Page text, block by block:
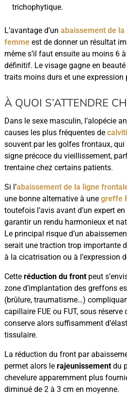
trichophytique.
L’avantage d’un abaissement de
femmeest de donner un résultat
même s’il faut ensuite au moins 6
définitif. Le visage gagne en
traits moins durs et une expression
À QUOI S’ATTENDRE
Dans le sexe masculin, l’alopécie
causes les plus fréquentes de
souvent par les golfes frontaux, qui
signe précoce du vieillissement,
trentaine chez certains patients.
Si l’abaissement de la ligne
une bonne alternative à une greffe
toutefois l’avis avant d’un expert
garantir un rendu harmonieux et
Le principal risque d’un
serait une traction trop importante
à la cicatrisation ou à l’expression
Cette réduction du frontpeut
zone d’implantation des greffons
(brûlure, traumatisme…)
capillaire FUE ou FUT, sous réserve
conserve alors suffisamment
tissulaire.
La réduction du front par
permet alors le rajeunissementdu
chevelure apparemment plus
diminué de 2 à 3 cm en moyenne.